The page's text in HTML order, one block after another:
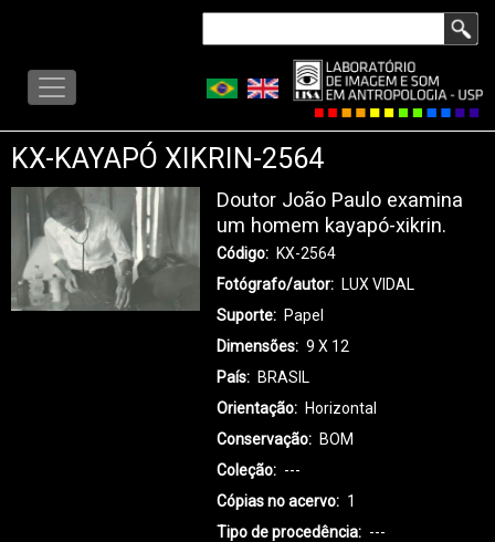
main
content
LISA
MENU
KX-KAYAPÓ XIKRIN-2564
Doutor João Paulo examina
um homem kayapó-xikrin.
Código
KX-2564
Fotógrafo/autor
LUX VIDAL
Suporte
Papel
Dimensões
9 X 12
País
BRASIL
Orientação
Horizontal
Conservação
BOM
Coleção
---
Cópias no acervo
1
Tipo de procedência
---